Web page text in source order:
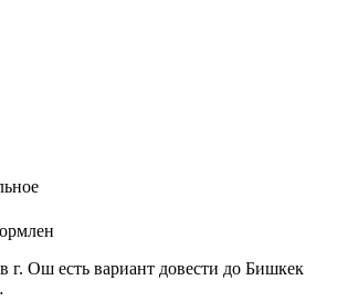
г. Ош есть вариант довести до Бишкек